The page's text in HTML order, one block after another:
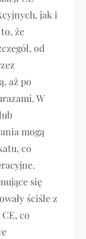
jak i
że
od
aż po
W
mogą
co
się
ściśle z
co